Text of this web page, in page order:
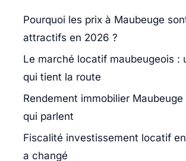
Pourquoi les prix à Maubeuge
attractifs en 2026 ?
Le marché locatif maubeugeois :
qui tient la route
Rendement immobilier
qui parlent
Fiscalité investissement locatif
a changé